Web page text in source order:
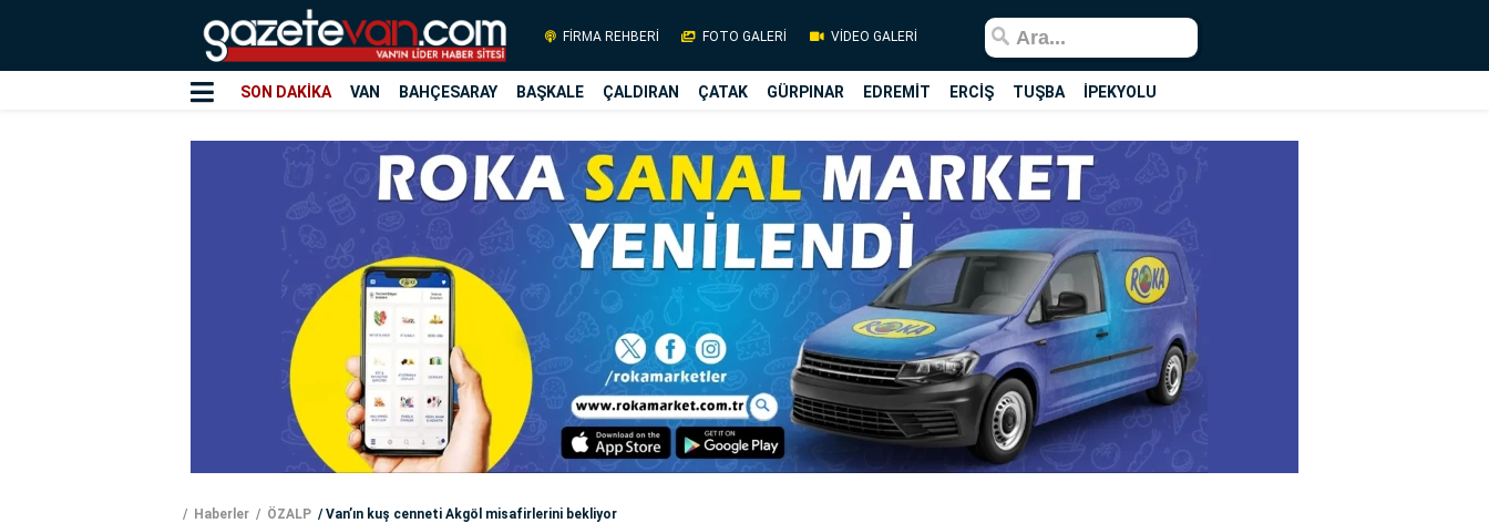
FİRMA REHBERİ FOTO GALERİ VİDEO GALERİ
SON DAKİKA VAN BAHÇESARAY BAŞKALE ÇALDIRAN ÇATAK GÜRPINAR EDREMİT ERCİŞ TUŞBA İPEKYOLU
Haberler ÖZALP Van’ın kuş cenneti Akgöl misafirlerini bekliyor